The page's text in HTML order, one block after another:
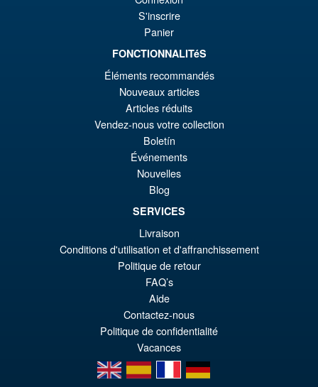
VORBESTELLUNGEN
S.H. MonsterArts Godzilla Vs
Evangelion Test Type 01 G
Awakening Action Figure
€147.47
VORBESTELLUNGEN
S'inscrire
Panier
FONCTIONNALITéS
Éléments recommandés
Nouveaux articles
Articles réduits
Vendez-nous votre collection
Boletín
Événements
Nouvelles
Blog
SERVICES
Livraison
Conditions d'utilisation et d'affranchissement
Politique de retour
FAQ’s
Aide
Contactez-nous
Politique de confidentialité
Vacances
en
es fr de